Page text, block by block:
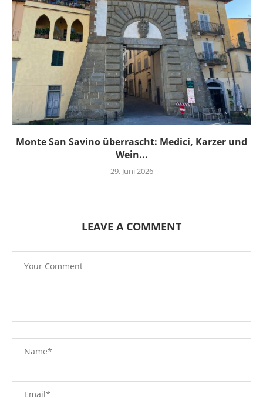
Monte San Savino überrascht: Medici, Karzer und
Wein...
29. Juni 2026
LEAVE A COMMENT